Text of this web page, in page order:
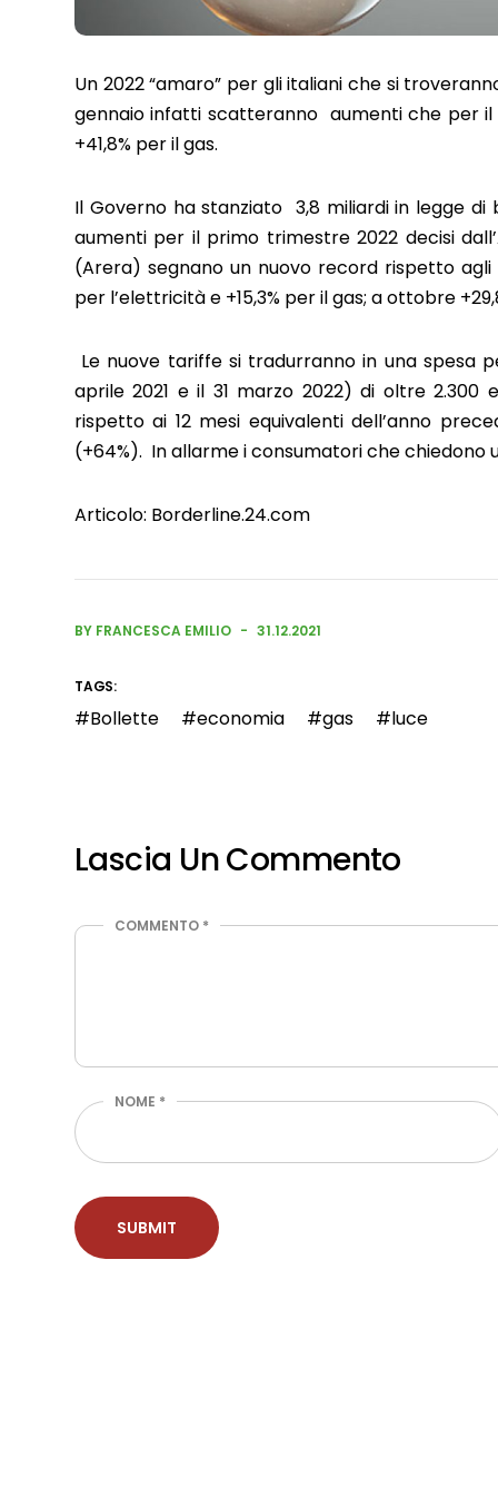
Un 2022 “amaro” per gli italiani che si
gennaio infatti scatteranno aumenti che per
+41,8% per il gas.
Il Governo ha stanziato 3,8 miliardi in legge
aumenti per il primo trimestre 2022 decisi
(Arera) segnano un nuovo record rispetto
per l’elettricità e +15,3% per il gas; a ottobre
Le nuove tariffe si tradurranno in una spesa
aprile 2021 e il 31 marzo 2022) di oltre
rispetto ai 12 mesi equivalenti dell’anno
(+64%). In allarme i consumatori che chiedono
Articolo: Borderline.24.com
BY FRANCESCA EMILIO 31.12.2021
TAGS:
Bollette economia gas luce
Lascia Un Commento
COMMENTO *
NOME *